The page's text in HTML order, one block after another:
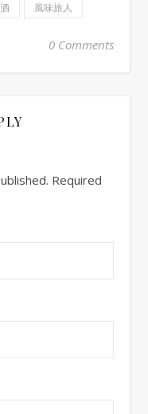
風味旅人
0 Comments
Required